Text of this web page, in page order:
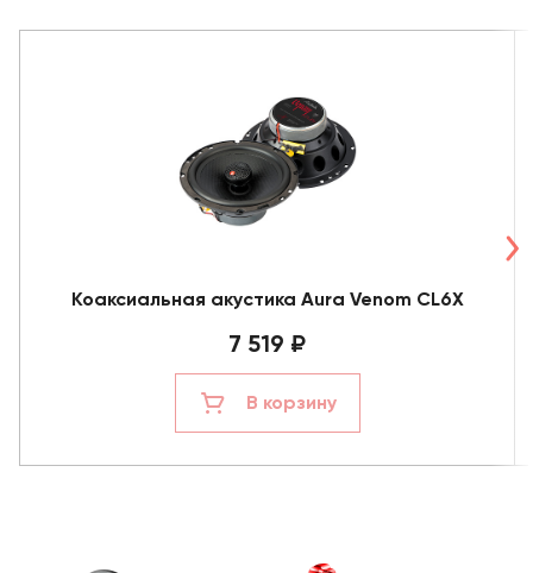
Коаксиальная акустика Aura Venom CL6X
7 519 ₽
В корзину